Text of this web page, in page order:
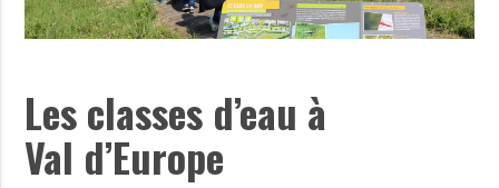
Les classes d’eau à
Val d’Europe